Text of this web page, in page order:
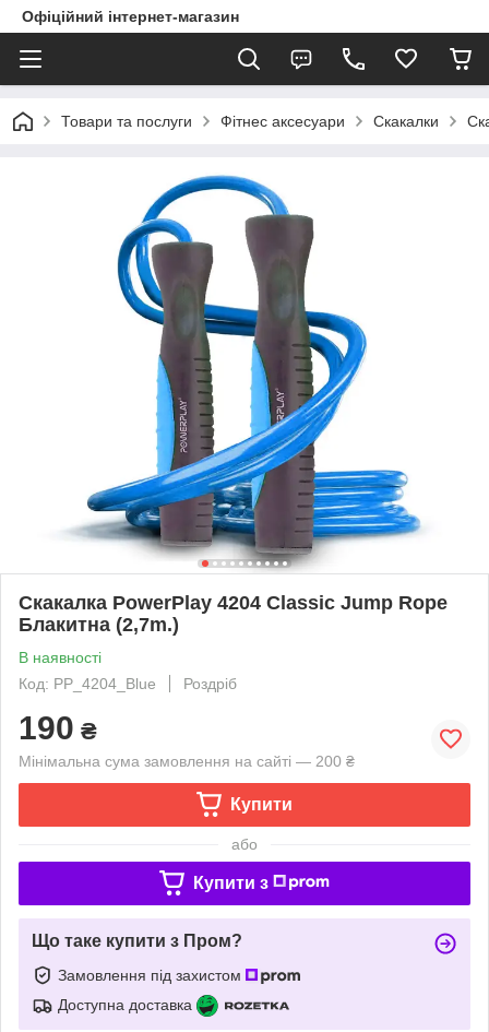
Офіційний інтернет-магазин
Товари та послуги Фітнес аксесуари Скакалки
Скакалка PowerPlay 4204 Classic Jump Rope
Блакитна (2,7m.)
В наявності
Код: PP_4204_Blue
Роздріб
190 ₴
Мінімальна сума замовлення на сайті — 200 ₴
Купити
або
Купити з
Що таке купити з Пром?
Замовлення під захистом
Доступна доставка